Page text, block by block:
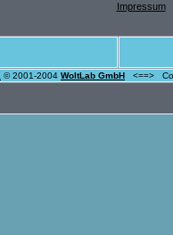
Impressum
© 2001-2004 WoltLab GmbH <==>